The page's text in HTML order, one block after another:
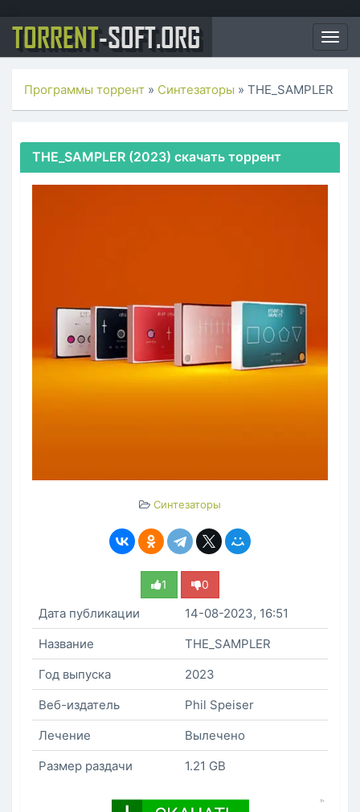
TORRENT-SOFT.ORG
Программы торрент » Синтезаторы » THE_SAMPLER
THE_SAMPLER (2023) скачать торрент
Синтезаторы
1 0
Дата публикации
14-08-2023, 16:51
Название
THE_SAMPLER
Год выпуска
2023
Веб-издатель
Phil Speiser
Лечение
Вылечено
Размер раздачи
1.21 GB